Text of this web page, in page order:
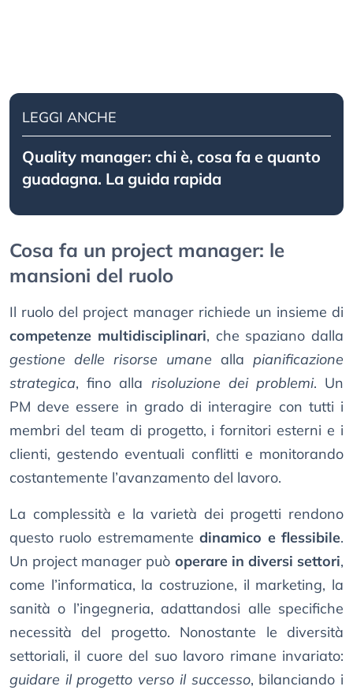
LEGGI ANCHE
Quality manager: chi è, cosa fa e quanto
guadagna. La guida rapida
Cosa fa un project manager: le
mansioni del ruolo
Il ruolo del project manager richiede un insieme di
competenze multidisciplinari, che spaziano dalla
gestione delle risorse umane alla pianificazione
strategica, fino alla risoluzione dei problemi. Un
PM deve essere in grado di interagire con tutti i
membri del team di progetto, i fornitori esterni e i
clienti, gestendo eventuali conflitti e monitorando
costantemente l’avanzamento del lavoro.
La complessità e la varietà dei progetti rendono
questo ruolo estremamentedinamico e flessibile.
Un project manager può operare in diversi settori,
come l’informatica, la costruzione, il marketing, la
sanità o l’ingegneria, adattandosi alle specifiche
necessità del progetto. Nonostante le diversità
settoriali, il cuore del suo lavoro rimane invariato:
guidare il progetto verso il successo, bilanciando i